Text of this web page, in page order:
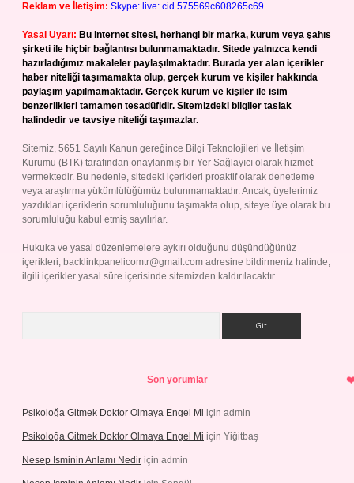
Reklam ve İletişim: Skype: live:.cid.575569c608265c69
Yasal Uyarı: Bu internet sitesi, herhangi bir marka, kurum veya şahıs
şirketi ile hiçbir bağlantısı bulunmamaktadır. Sitede yalnızca kendi
hazırladığımız makaleler paylaşılmaktadır. Burada yer alan içerikler
haber niteliği taşımamakta olup, gerçek kurum ve kişiler hakkında
paylaşım yapılmamaktadır. Gerçek kurum ve kişiler ile isim
benzerlikleri tamamen tesadüfidir. Sitemizdeki bilgiler taslak
halindedir ve tavsiye niteliği taşımazlar.
Sitemiz, 5651 Sayılı Kanun gereğince Bilgi Teknolojileri ve İletişim
Kurumu (BTK) tarafından onaylanmış bir Yer Sağlayıcı olarak hizmet
vermektedir. Bu nedenle, sitedeki içerikleri proaktif olarak denetleme
veya araştırma yükümlülüğümüz bulunmamaktadır. Ancak, üyelerimiz
yazdıkları içeriklerin sorumluluğunu taşımakta olup, siteye üye olarak bu
sorumluluğu kabul etmiş sayılırlar.
Hukuka ve yasal düzenlemelere aykırı olduğunu düşündüğünüz
içerikleri, backlinkpanelicomtr@gmail.com adresine bildirmeniz halinde,
ilgili içerikler yasal süre içerisinde sitemizden kaldırılacaktır.
Son yorumlar
Psikoloğa Gitmek Doktor Olmaya Engel Mi için admin
Psikoloğa Gitmek Doktor Olmaya Engel Mi için Yiğitbaş
Nesep Isminin Anlamı Nedir için admin